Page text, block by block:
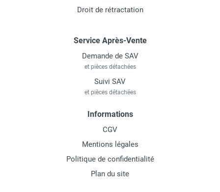
Droit de rétractation
Service Après-Vente
Demande de SAV
et pièces détachées
Suivi SAV
et pièces détachées
Informations
CGV
Mentions légales
Politique de confidentialité
Plan du site